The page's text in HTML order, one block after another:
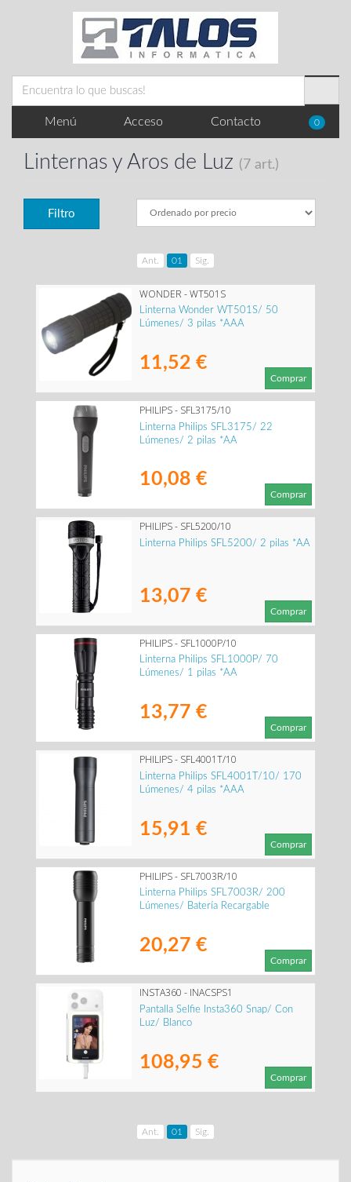
Menú Acceso Contacto 0
Linternas y Aros de Luz (7 art.)
Filtro
Ant. 01 Sig.
WONDER - WT501S
Linterna Wonder WT501S/ 50
Lúmenes/ 3 pilas *AAA
11,52 €
Comprar
PHILIPS - SFL3175/10
Linterna Philips SFL3175/ 22
Lúmenes/ 2 pilas *AA
10,08 €
Comprar
PHILIPS - SFL5200/10
Linterna Philips SFL5200/ 2 pilas *AA
13,07 €
Comprar
PHILIPS - SFL1000P/10
Linterna Philips SFL1000P/ 70
Lúmenes/ 1 pilas *AA
13,77 €
Comprar
PHILIPS - SFL4001T/10
Linterna Philips SFL4001T/10/ 170
Lúmenes/ 4 pilas *AAA
15,91 €
Comprar
PHILIPS - SFL7003R/10
Linterna Philips SFL7003R/ 200
Lúmenes/ Batería Recargable
20,27 €
Comprar
INSTA360 - INACSPS1
Pantalla Selfie Insta360 Snap/ Con
Luz/ Blanco
108,95 €
Comprar
Ant. 01 Sig.